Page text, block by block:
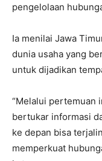
pengelolaan
Ia menilai Jawa
dunia usaha yang
untuk dijadikan
“Melalui pertemuan
bertukar informasi
ke depan bisa
memperkuat